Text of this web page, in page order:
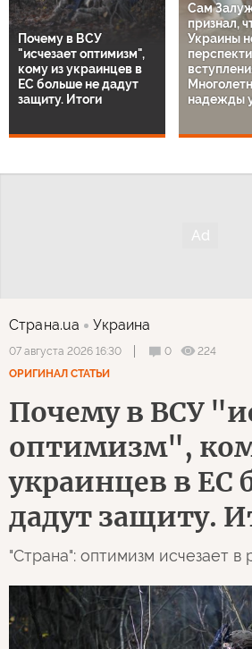
Почему в ВСУ
"исчезает оптимизм",
кому из украинцев в
ЕС больше не дадут
защиту. Итоги
Сам
признал,
Украины
надежды
Страна.ua Украина
07 августа 2026 16:30 0
224
ОРИГИНАЛ СТАТЬИ
Почему в ВСУ
оптимизм",
украинцев в ЕС
дадут защиту.
"Страна": оптимизм исчезает в